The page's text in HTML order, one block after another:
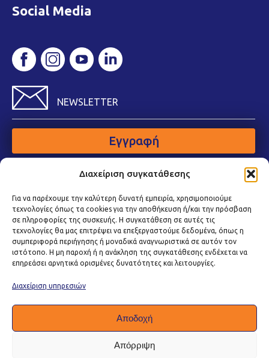
Διαχείριση συγκατάθεσης
Για να παρέχουμε την καλύτερη δυνατή εμπειρία, χρησιμοποιούμε
τεχνολογίες όπως τα cookies για την αποθήκευση ή/και την πρόσβαση
σε πληροφορίες της συσκευής. Η συγκατάθεση σε αυτές τις
τεχνολογίες θα μας επιτρέψει να επεξεργαστούμε δεδομένα, όπως η
συμπεριφορά περιήγησης ή μοναδικά αναγνωριστικά σε αυτόν τον
ιστότοπο. Η μη παροχή ή η ανάκληση της συγκατάθεσης ενδέχεται να
επηρεάσει αρνητικά ορισμένες δυνατότητες και λειτουργίες.
Διαχείριση υπηρεσιών
Αποδοχή
Απόρριψη
Social Media
NEWSLETTER
Εγγραφή